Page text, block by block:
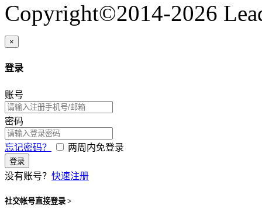
Copyright©2014-2026
×
登录
账号
密码
忘记密码？ 两周内免登录
登录
没有账号？ 快速注册
社交帐号直接登录 >